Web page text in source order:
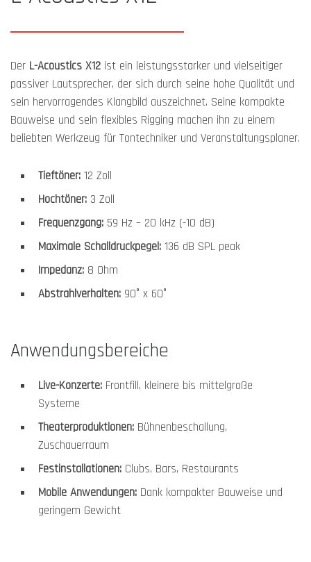
Der L-Acoustics X12 ist ein leistungsstarker und vielseitiger
passiver Lautsprecher, der sich durch seine hohe Qualität und
sein hervorragendes Klangbild auszeichnet. Seine kompakte
Bauweise und sein flexibles Rigging machen ihn zu einem
beliebten Werkzeug für Tontechniker und Veranstaltungsplaner.
Tieftöner: 12 Zoll
Hochtöner: 3 Zoll
Frequenzgang: 59 Hz – 20 kHz (-10 dB)
Maximale Schalldruckpegel: 136 dB SPL peak
Impedanz: 8 Ohm
Abstrahlverhalten: 90° x 60°
Anwendungsbereiche
Live-Konzerte: Frontfill, kleinere bis mittelgroße
Systeme
Theaterproduktionen: Bühnenbeschallung,
Zuschauerraum
Festinstallationen: Clubs, Bars, Restaurants
Mobile Anwendungen: Dank kompakter Bauweise und
geringem Gewicht